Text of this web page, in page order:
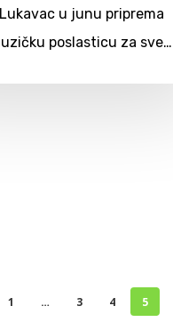
u junu priprema
poslasticu za sve…
1 … 3 4 5